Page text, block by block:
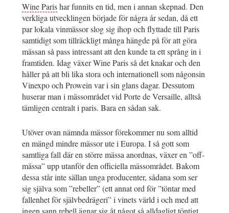
Wine Parishar funnits en tid, men i annan skepnad. Den
verkliga utvecklingen började för några år sedan, då ett
par lokala vinmässor slog sig ihop och flyttade till Paris
samtidigt som tillräckligt många hängde på för att göra
mässan så pass intressant att den kunde ta ett språng in i
framtiden. Idag växer Wine Paris så det knakar och den
håller på att bli lika stora och internationell som någonsin
Vinexpo och Prowein var i sin glans dagar. Dessutom
huserar man i mässområdet vid Porte de Versaille, alltså
tämligen centralt i paris. Bara en sådan sak.
Utöver ovan nämnda mässor förekommer nu som alltid
en mängd mindre mässor ute i Europa. I så gott som
samtliga fall där en större mässa anordnas, växer en ”off-
mässa” upp utanför den officiella mässområdet. Bakom
dessa står inte sällan unga producenter, sådana som ser
sig själva som ”rebeller” (ett annat ord för ”töntar med
fallenhet för självbedrägeri” i vinets värld i och med att
ingen sann rebell ägnar sig åt något så alldagligt töntigt